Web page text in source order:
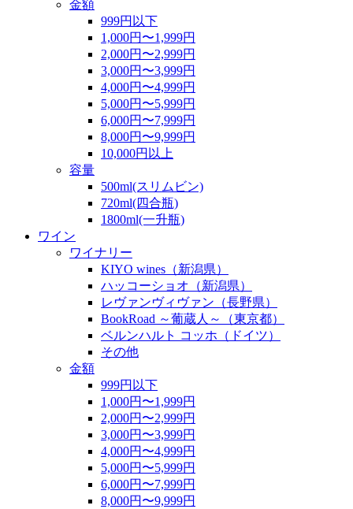
金額
999円以下
1,000円〜1,999円
2,000円〜2,999円
3,000円〜3,999円
4,000円〜4,999円
5,000円〜5,999円
6,000円〜7,999円
8,000円〜9,999円
10,000円以上
容量
500ml(スリムビン)
720ml(四合瓶)
1800ml(一升瓶)
ワイン
ワイナリー
KIYO wines（新潟県）
ハッコーショオ（新潟県）
レヴァンヴィヴァン（長野県）
BookRoad ～葡蔵人～（東京都）
ベルンハルト コッホ（ドイツ）
その他
金額
999円以下
1,000円〜1,999円
2,000円〜2,999円
3,000円〜3,999円
4,000円〜4,999円
5,000円〜5,999円
6,000円〜7,999円
8,000円〜9,999円